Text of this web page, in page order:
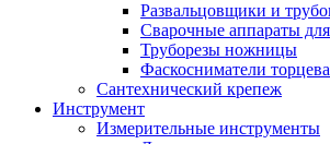
Развальцовщики и
Сварочные аппараты
Труборезы ножницы
Фаскосниматели
Сантехнический крепеж
Инструмент
Измерительные инструменты